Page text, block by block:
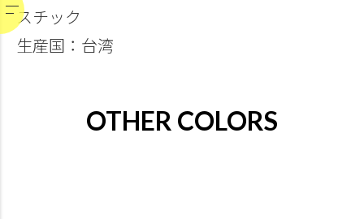
スチック
生産国：台湾
OTHER COLORS